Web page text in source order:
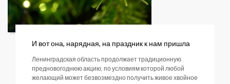
И вот она, нарядная, на праздник к нам пришла
Ленинградская область продолжает традиционную
предновогоднюю акцию, по условиям которой любой
желающий может безвозмездно получить живое хвойное